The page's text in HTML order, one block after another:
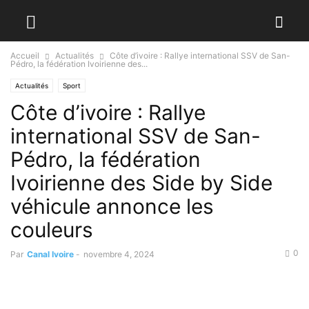
Accueil Actualités
Côte d’ivoire : Rallye international SSV de San-
Pédro, la fédération Ivoirienne des...
Actualités Sport
Côte d’ivoire : Rallye
international SSV de San-
Pédro, la fédération
Ivoirienne des Side by Side
véhicule annonce les
couleurs
Par Canal Ivoire - novembre 4, 2024 0